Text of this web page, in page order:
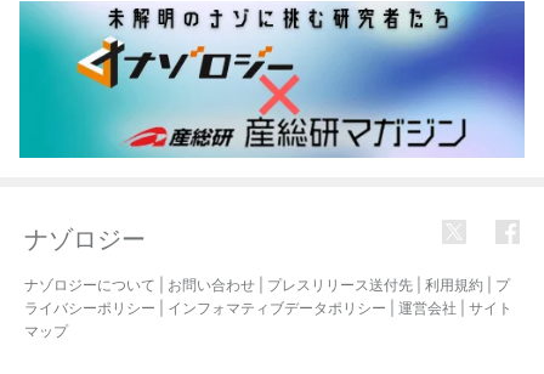
ナゾロジー
ナゾロジーについて お問い合わせ プレスリリース送付先 利用規約
プ
ライバシーポリシー
インフォマティブデータポリシー 運営会社
サイト
マップ